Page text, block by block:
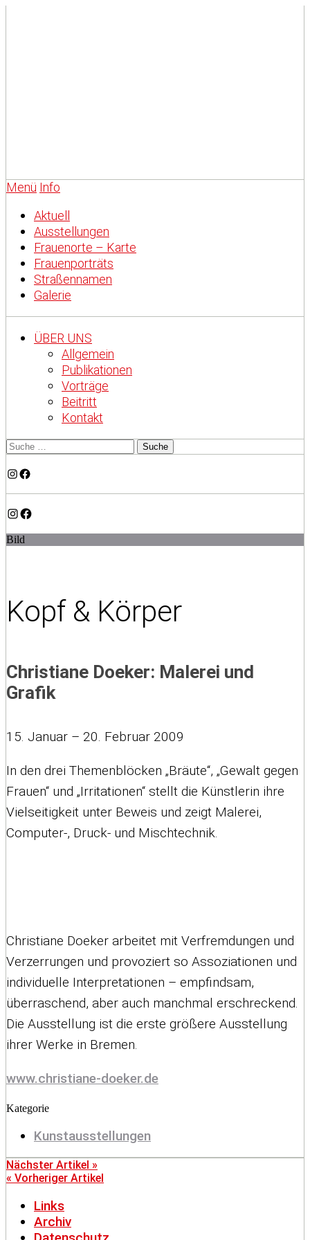
Menü Info
Aktuell
Ausstellungen
Frauenorte – Karte
Frauenporträts
Straßennamen
Galerie
ÜBER UNS
Allgemein
Publikationen
Vorträge
Beitritt
Kontakt
Instagram
Facebook
Instagram
Facebook
Bild
Kopf & Körper
Christiane Doeker: Malerei und
Grafik
15. Januar – 20. Februar 2009
In den drei Themenblöcken „Bräute“, „Gewalt gegen
Frauen“ und „Irritationen“ stellt die Künstlerin ihre
Vielseitigkeit unter Beweis und zeigt Malerei,
Computer-, Druck- und Mischtechnik.
Christiane Doeker arbeitet mit Verfremdungen und
Verzerrungen und provoziert so Assoziationen und
individuelle Interpretationen – empfindsam,
überraschend, aber auch manchmal erschreckend.
Die Ausstellung ist die erste größere Ausstellung
ihrer Werke in Bremen.
www.christiane-doeker.de
Kategorie
Kunstausstellungen
Nächster Artikel »
« Vorheriger Artikel
Links
Archiv